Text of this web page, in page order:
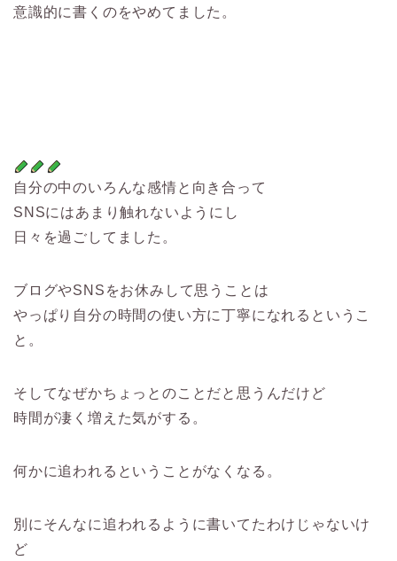
意識的に書くのをやめてました。
自分の中のいろんな感情と向き合って
SNSにはあまり触れないようにし
日々を過ごしてました。
ブログやSNSをお休みして思うことは
やっぱり自分の時間の使い方に丁寧になれるというこ
と。
そしてなぜかちょっとのことだと思うんだけど
時間が凄く増えた気がする。
何かに追われるということがなくなる。
別にそんなに追われるように書いてたわけじゃないけ
ど